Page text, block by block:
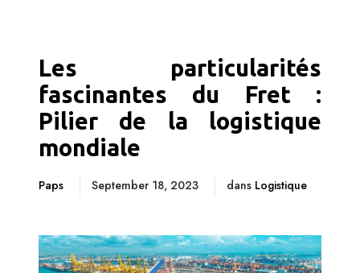
Les particularités
fascinantes du Fret :
Pilier de la logistique
mondiale
Paps September 18, 2023 dans Logistique